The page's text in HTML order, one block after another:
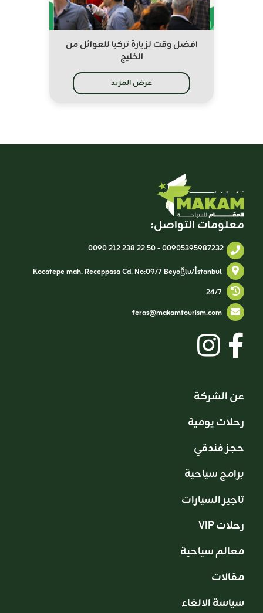
افضل وقت لزيارة تركيا للعوائل من
الخليج
عرض المزيد
معلومات التواصل:
0090 212 238 22 50-00905395987232
feras@makamtourism.com
عن الشركة
رحلات يومية
حجز فندقي
برامج سياحية
تاجير السيارات
VIP رحلات
معالم سياحية
مقالات
سياسة الالغاء